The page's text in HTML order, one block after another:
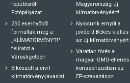
repülésről!
Fotópályázat
250 esernyőből
formálták meg a
„KLÍMATÖRVÉNYT!"
feliratot a
Városligetben
Elkészült a civil
klímatörvény-javaslat
Magyarország új
klímatörvényéért!
Nyissunk ernyőt a
jövőért! Békés kiállás
az új klímatörvényért
Váratlan törés a
magyar GMO-ellenes
konszenzusban az
EP-szavazáson